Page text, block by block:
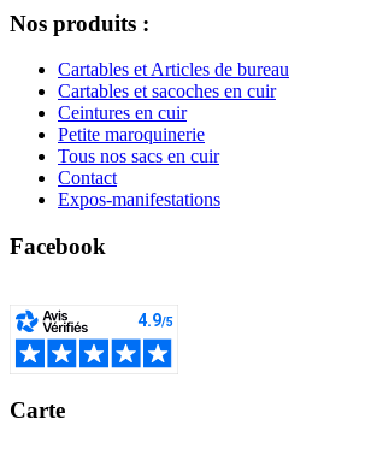
Nos produits :
Cartables et Articles de bureau
Cartables et sacoches en cuir
Ceintures en cuir
Petite maroquinerie
Tous nos sacs en cuir
Contact
Expos-manifestations
Facebook
Carte